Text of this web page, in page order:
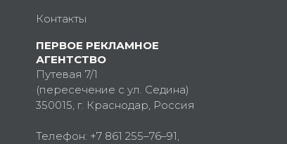
Контакты
ПЕРВОЕ РЕКЛАМНОЕ
АГЕНТСТВО
Путевая 7/1
(пересечение с ул. Седина)
350015, г. Краснодар, Россия
Телефон: +7 861 255–76–91,